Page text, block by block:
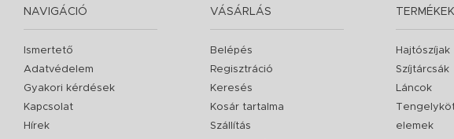
NAVIGÁCIÓ
Ismertető
Adatvédelem
Gyakori kérdések
Kapcsolat
Hírek
VÁSÁRLÁS
Belépés
Regisztráció
Keresés
Kosár tartalma
Szállítás
TERMÉKEK
Hajtószíjak
Szíjtárcsák
Láncok
elemek